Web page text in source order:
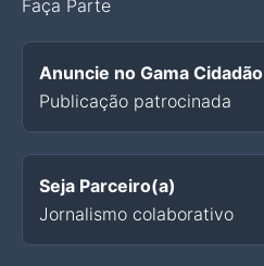
Faça Parte
Anuncie no Gama Cidadão
Publicação patrocinada
Seja Parceiro(a)
Jornalismo colaborativo